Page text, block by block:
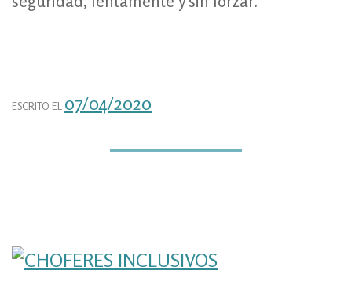
ESCRITO EL 07/04/2020